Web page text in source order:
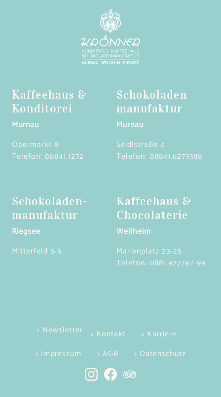
Kaffeehaus &
Konditorei
Murnau
Obermarkt 8
Telefon: 08841.1272
Schokoladen­
manufaktur
Murnau
Seidlstraße 4
Telefon: 08841.6273388
Schokoladen­
manufaktur
Riegsee
Mitterfeld 3-5
Kaffeehaus &
Chocolaterie
Weilheim
Marienplatz 23-25
Telefon: 0881.927792-99
> Newsletter > Kontakt
> Karriere
> Impressum
> AGB > Datenschutz